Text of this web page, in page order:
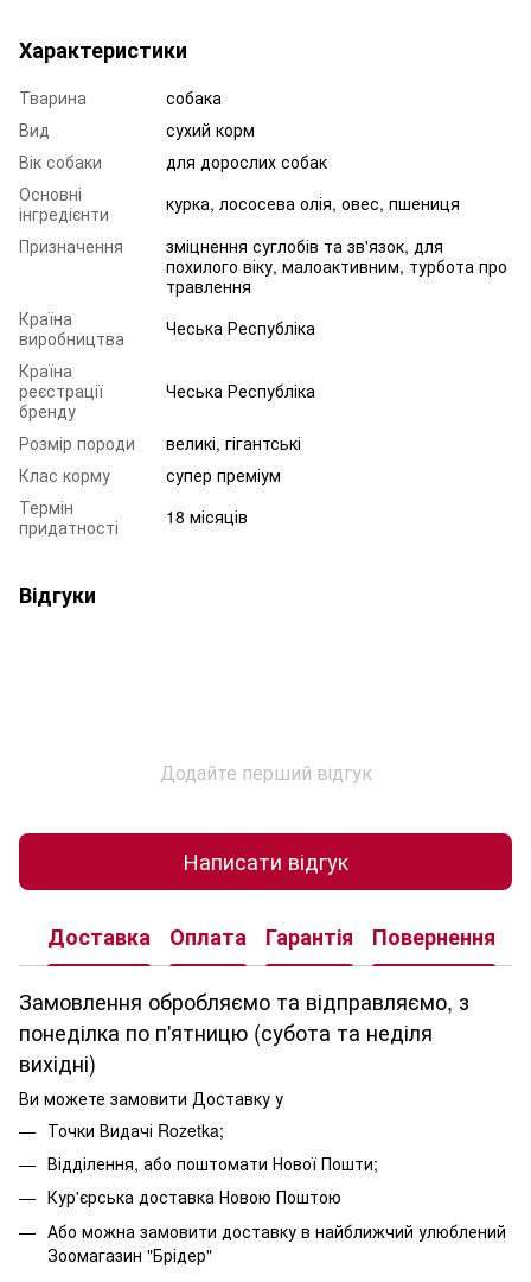
Характеристики
Тварина
собака
Вид
сухий корм
Вік собаки
для дорослих собак
Основні
інгредієнти
курка, лососева олія, овес, пшениця
Призначення
зміцнення суглобів та зв'язок, для
похилого віку, малоактивним, турбота про
травлення
Країна
виробництва
Чеська Республіка
Країна
реєстрації
бренду
Чеська Республіка
Розмір породи
великі, гігантські
Клас корму
супер преміум
Термін
придатності
18 місяців
Відгуки
Додайте перший відгук
Написати відгук
Доставка Оплата Гарантія Повернення
Замовлення обробляємо та відправляємо, з
понеділка по п'ятницю (субота та неділя
вихідні)
Ви можете замовити Доставку у
Точки Видачі Rozetka;
Відділення, або поштомати Нової Пошти;
Кур'єрська доставка Новою Поштою
Або можна замовити доставку в найближчий улюблений
Зоомагазин "Брідер"